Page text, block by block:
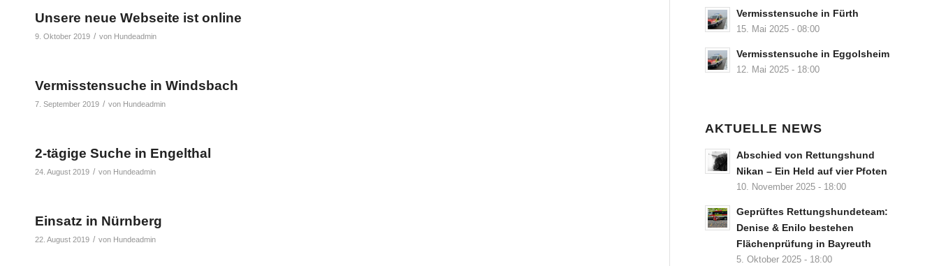
Unsere neue Webseite ist online
9. Oktober 2019 / von Hundeadmin
Vermisstensuche in Windsbach
7. September 2019 / von Hundeadmin
2-tägige Suche in Engelthal
24. August 2019 / von Hundeadmin
Einsatz in Nürnberg
22. August 2019 / von Hundeadmin
Vermisstensuche in Fürth
15. Mai 2025 - 08:00
Vermisstensuche in Eggolsheim
12. Mai 2025 - 18:00
AKTUELLE NEWS
Abschied von Rettungshund
Nikan – Ein Held auf vier Pfoten
10. November 2025 - 18:00
Geprüftes Rettungshundeteam:
Denise & Enilo bestehen
Flächenprüfung in Bayreuth
5. Oktober 2025 - 18:00